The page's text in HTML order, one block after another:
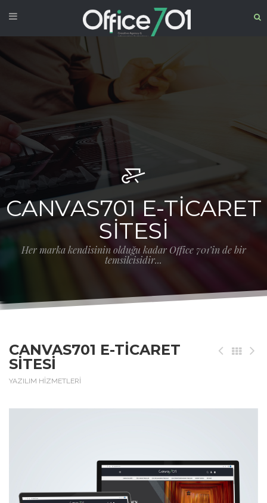
CANVAS701 E-TICARET
SITESI
Her marka kendisinin olduğu kadar Office 701’in de bir
temsilcisidir...
CANVAS701 E-TICARET
SITESI
YAZILIM HİZMETLERİ